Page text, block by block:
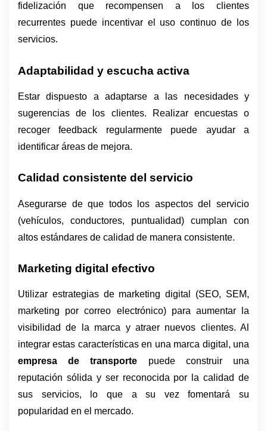
fidelización que recompensen a los clientes
recurrentes puede incentivar el uso continuo de los
servicios.
Adaptabilidad y escucha activa
Estar dispuesto a adaptarse a las necesidades y
sugerencias de los clientes. Realizar encuestas o
recoger feedback regularmente puede ayudar a
identificar áreas de mejora.
Calidad consistente del servicio
Asegurarse de que todos los aspectos del servicio
(vehículos, conductores, puntualidad) cumplan con
altos estándares de calidad de manera consistente.
Marketing digital efectivo
Utilizar estrategias de marketing digital (SEO, SEM,
marketing por correo electrónico) para aumentar la
visibilidad de la marca y atraer nuevos clientes. Al
empresa de transporte puede construir una
reputación sólida y ser reconocida por la calidad de
sus servicios, lo que a su vez fomentará su
popularidad en el mercado.